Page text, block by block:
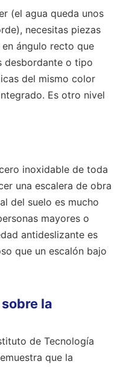
(el agua queda unos
necesitas piezas
ángulo recto que
desbordante o tipo
del mismo color
Es otro nivel
inoxidable de toda
una escalera de obra
del suelo es mucho
mayores o
antideslizante es
que un escalón bajo
la
de Tecnología
que la